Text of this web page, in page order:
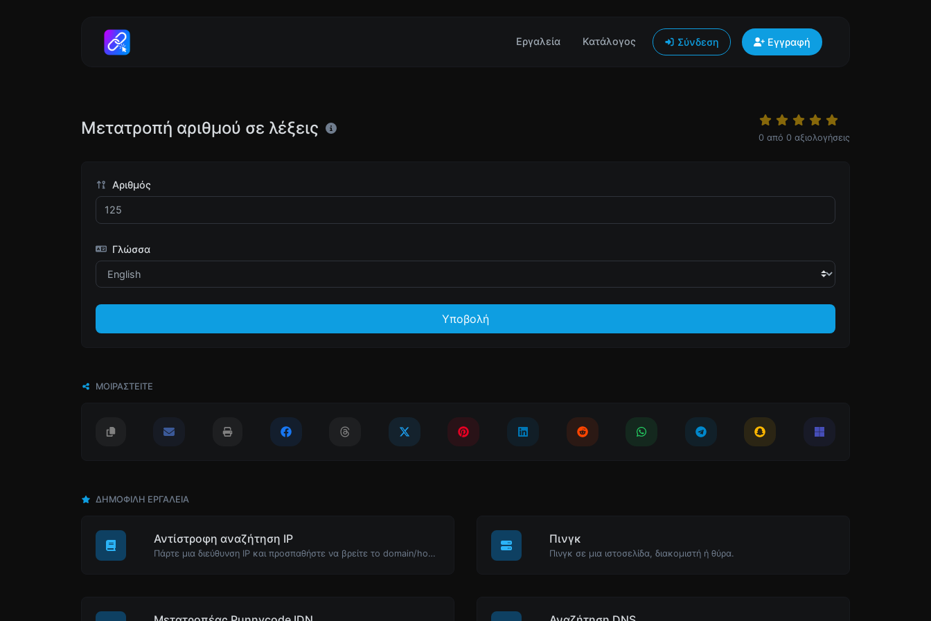
Εργαλεία Κατάλογος Σύνδεση Εγγραφή
Μετατροπή αριθμού σε λέξεις 0 από 0 αξιολογήσεις
Αριθμός
Γλώσσα
Υποβολή
ΜΟΙΡΑΣΤΕΊΤΕ
ΔΗΜΟΦΙΛΉ ΕΡΓΑΛΕΊΑ
Αντίστροφη αναζήτηση IP
Πάρτε μια διεύθυνση IP και προσπαθήστε να βρείτε το domain/host που σχετίζεται με αυτήν.
Πινγκ
Πινγκ σε μια ιστοσελίδα, διακομιστή ή θύρα.